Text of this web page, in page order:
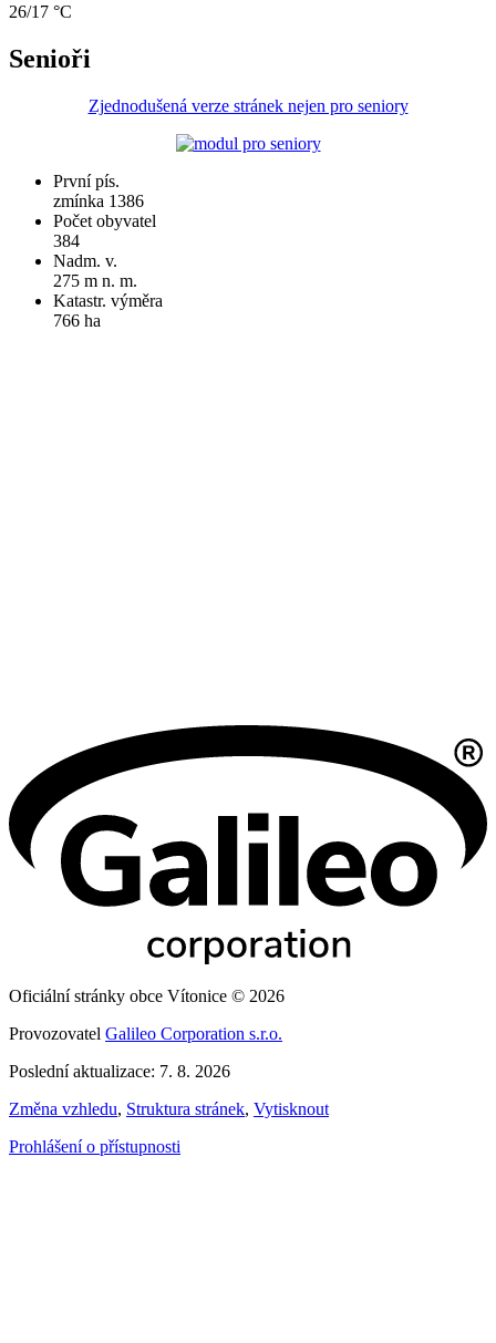
26/17 °C
Senioři
Zjednodušená verze stránek nejen pro seniory
První pís.
zmínka 1386
Počet obyvatel
384
Nadm. v.
275 m n. m.
Katastr. výměra
766 ha
Oficiální stránky obce Vítonice © 2026
Provozovatel Galileo Corporation s.r.o.
Poslední aktualizace: 7. 8. 2026
Změna vzhledu, Struktura stránek, Vytisknout
Prohlášení o přístupnosti